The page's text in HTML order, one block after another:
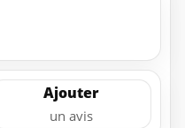
Ajouter
un avis